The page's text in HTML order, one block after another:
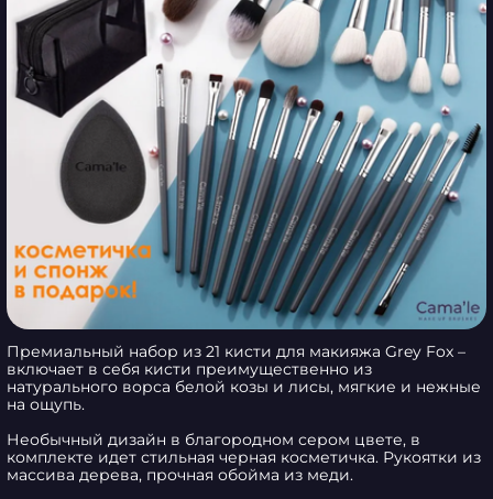
Премиальный набор из 21 кисти для макияжа Grey Fox –
включает в себя кисти преимущественно из
натурального ворса белой козы и лисы, мягкие и нежные
на ощупь.
Необычный дизайн в благородном сером цвете, в
комплекте идет стильная черная косметичка. Рукоятки из
массива дерева, прочная обойма из меди.